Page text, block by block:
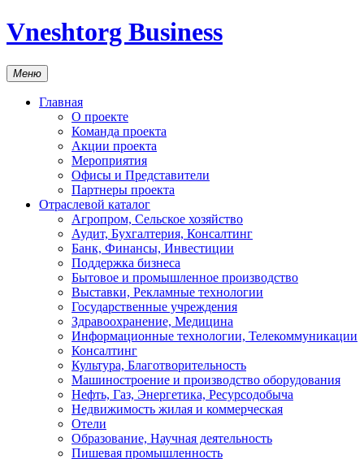
Vneshtorg Business
Меню
Главная
О проекте
Команда проекта
Акции проекта
Мероприятия
Офисы и Представители
Партнеры проекта
Отраслевой каталог
Агропром, Сельское хозяйство
Аудит, Бухгалтерия, Консалтинг
Банк, Финансы, Инвестиции
Поддержка бизнеса
Бытовое и промышленное производство
Выставки, Рекламные технологии
Государственные учреждения
Здравоохранение, Медицина
Информационные технологии, Телекоммуникации
Консалтинг
Культура, Благотворительность
Машиностроение и производство оборудования
Нефть, Газ, Энергетика, Ресурсодобыча
Недвижимость жилая и коммерческая
Отели
Образование, Научная деятельность
Пишевая промышленность